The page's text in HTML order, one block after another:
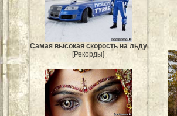
Самая высокая скорость на льду
[Рекорды]